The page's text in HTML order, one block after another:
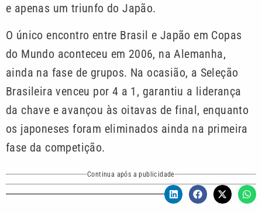
e apenas um triunfo do Japão.
O único encontro entre Brasil e Japão em Copas
do Mundo aconteceu em 2006, na Alemanha,
ainda na fase de grupos. Na ocasião, a Seleção
Brasileira venceu por 4 a 1, garantiu a liderança
da chave e avançou às oitavas de final, enquanto
os japoneses foram eliminados ainda na primeira
fase da competição.
Continua após a publicidade